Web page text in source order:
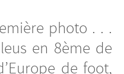
photo . . .
en 8ème de
de foot,